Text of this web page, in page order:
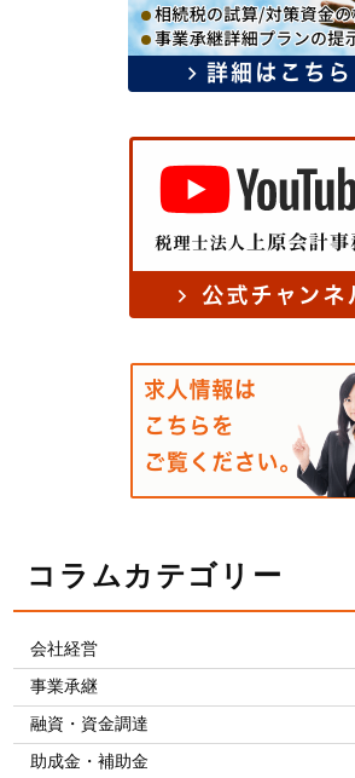
コラムカテゴリー
会社経営
事業承継
融資・資金調達
助成金・補助金